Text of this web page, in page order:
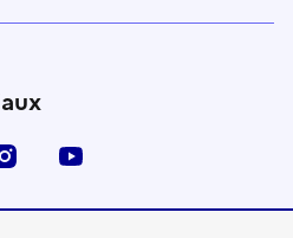
Instagram